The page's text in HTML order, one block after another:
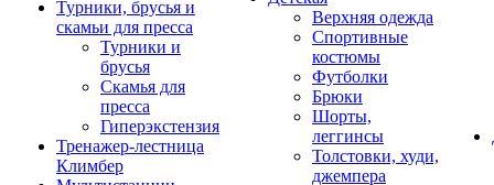
Турники, брусья и
скамьи для пресса
Турники и
брусья
Скамья для
пресса
Гиперэкстензия
Тренажер-лестница
Климбер
Верхняя одежда
Спортивные
костюмы
Футболки
Брюки
Шорты,
леггинсы
Толстовки, худи,
джемпера